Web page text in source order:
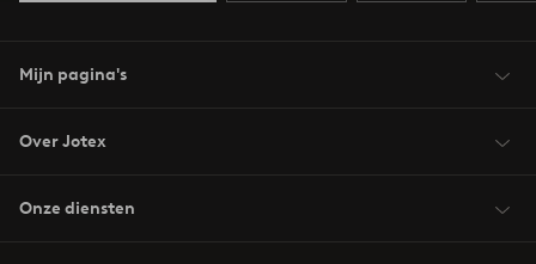
Mijn pagina's
Over Jotex
Onze diensten